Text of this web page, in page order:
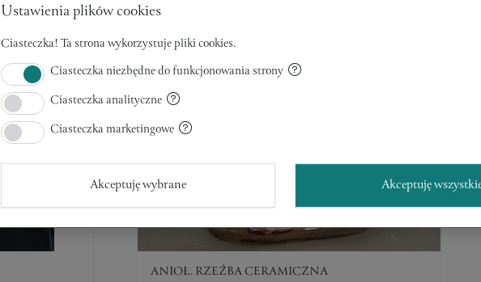
ANIOŁ. RZEŹBA CERAMICZNA
Ustawienia plików cookies
Ciasteczka! Ta strona wykorzystuje pliki cookies.
Ciasteczka niezbędne do funkcjonowania strony
Ciasteczka analityczne
Ciasteczka marketingowe
Akceptuję wybrane Akceptuję